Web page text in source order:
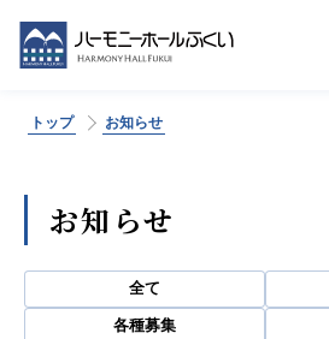
公演情報
チケット購入
トップ お知らせ
お知らせ
全て
各種募集